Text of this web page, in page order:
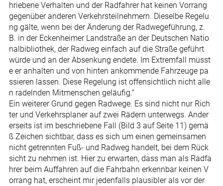
hriebene Verhalten und der Radfahrer hat keinen Vorrang
gegenüber anderen Verkehrsteilnehmern. Dieselbe Regelu
ng gälte, wenn bei der Änderung der Radwegeführung, z.
B. in der Eckenheimer Landstraße an der Deutschen Natio
nalbibliothek, der Radweg einfach auf die Straße geführt
würde und an der Absenkung endete. Im Extremfall müsst
e er anhalten und von hinten ankommende Fahrzeuge pa
ssieren lassen. Diese Regelung ist offensichtlich nicht alle
n radelnden Mitmenschen geläufig.“
Ein weiterer Grund gegen Radwege. Es sind nicht nur Rich
ter und Verkehrsplaner auf zwei Rädern unterwegs. Ander
erseits ist im beschriebene Fall (Bild 3 auf Seite 11) gemä
ß Zeichen sichtbar, dass es sich um einen gemeinsamen
nicht getrennten Fuß- und Radweg handelt, bei dem Rück
sicht zu nehmen ist. Hier zu erwarten, dass man als Radfa
hrer beim Auffahren auf die Fahrbahn erkennbar keinen V
orrang hat, erscheint mir jedenfalls plausibler als vor der